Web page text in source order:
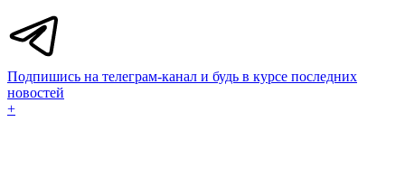
Подпишись на телеграм-канал и будь в курсе последних
новостей
+